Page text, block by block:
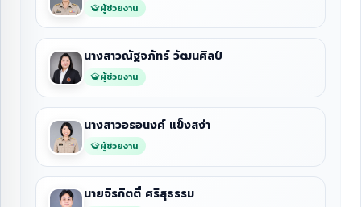
ผู้ช่วยงาน
นางสาวณัฐจภัทร์ วัฒนศิลป์
ผู้ช่วยงาน
นางสาวอรอนงค์ แข็งสง่า
ผู้ช่วยงาน
นายจิรกิตติ์ ศรีสุธรรม